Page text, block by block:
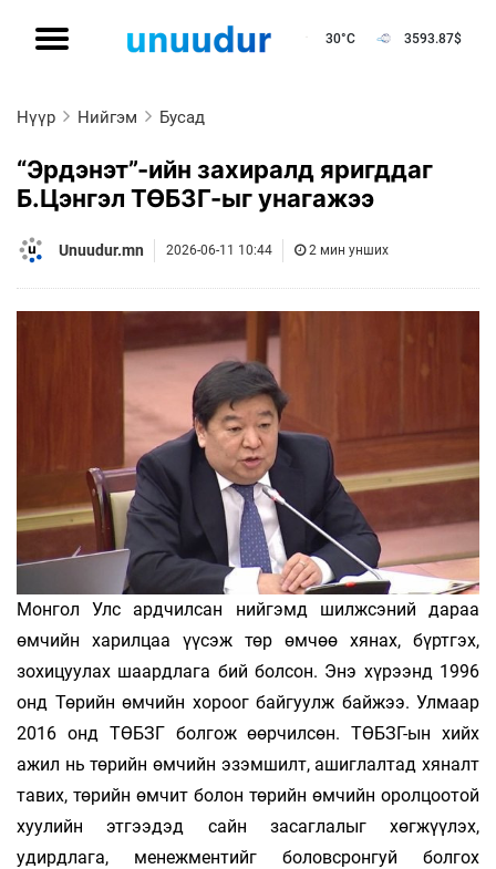
30°C 3593.87$
Нүүр Нийгэм Бусад
“Эрдэнэт”-ийн захиралд яригддаг
Б.Цэнгэл ТӨБЗГ-ыг унагажээ
Unuudur.mn 2026-06-11 10:44 2 мин унших
Монгол Улс ардчилсан нийгэмд шилжсэний дараа
өмчийн харилцаа үүсэж төр өмчөө хянах, бүртгэх,
зохицуулах шаардлага бий болсон. Энэ хүрээнд 1996
онд Төрийн өмчийн хороог байгуулж байжээ. Улмаар
2016 онд ТӨБЗГ болгож өөрчилсөн. ТӨБЗГ-ын хийх
ажил нь төрийн өмчийн эзэмшилт, ашиглалтад хяналт
тавих, төрийн өмчит болон төрийн өмчийн оролцоотой
хуулийн этгээдэд сайн засаглалыг хөгжүүлэх,
удирдлага, менежментийг боловсронгуй болгох